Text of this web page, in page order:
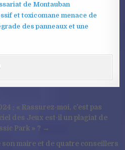
de Montauban
et toxicomane menace de
des panneaux et une
: « Rassurez-moi, c’est pas
des Jeux est-il un plagiat de
Park » ? →
maire et de quatre conseillers